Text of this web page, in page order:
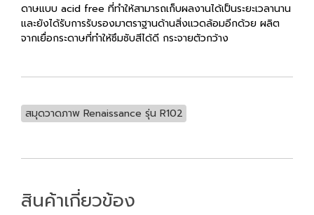
ดาษแบบ acid free ที่ทำให้สามารถเก็บผลงานได้เป็นระยะเวลานาน
และยังได้รับการรับรองมาตราฐานด้านสิ่งแวดล้อมอีกด้วย ผลิต
จากเยื่อกระดาษที่ทำให้ซึมซับสีได้ดี กระจายตัวกว้าง
สมุดวาดภาพ Renaissance รุ่น R102
สินค้าเกี่ยวข้อง